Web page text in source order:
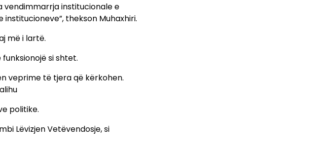
vendimmarrja institucionale e
thekson Muhaxhiri.
më i lartë.
si shtet.
veprime të tjera që kërkohen.
politike.
Lëvizjen Vetëvendosje, si